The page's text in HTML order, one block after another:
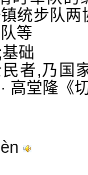
统步队
等
础
者,乃国
堂隆《